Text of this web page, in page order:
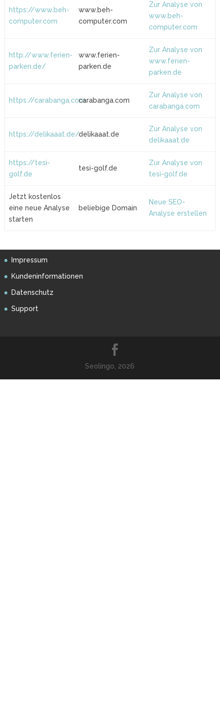
https://www.beh-
computer.com
www.beh-
computer.com
Zur Analyse von
www.beh-
computer.com
http://www.ferien-
parken.de/
www.ferien-
parken.de
Zur Analyse von
www.ferien-
parken.de
https://carabanga.comcarabanga.com
Zur Analyse von
carabanga.com
https://delikaaat.de/delikaaat.de
Zur Analyse von
delikaaat.de
https://tesi-
golf.de
tesi-golf.de
Zur Analyse von
tesi-golf.de
Jetzt kostenlos
eine neue Analyse
starten
beliebige Domain
Neue SEO-
Analyse erstellen
Impressum
Kundeninformationen
Datenschutz
Support
Seolingo, 2026